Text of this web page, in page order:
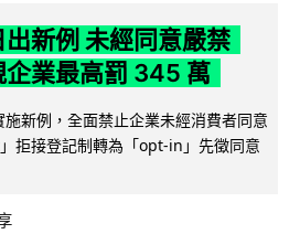
出新例 未經同意嚴禁
業最高罰 345 萬
新例，全面禁止企業未經消費者同意
拒接登記制轉為「opt-in」先徵同意